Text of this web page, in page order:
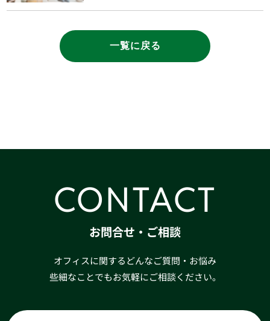
一覧に戻る
CONTACT
お問合せ・ご相談
オフィスに関するどんなご質問・お悩み
些細なことでもお気軽にご相談ください。